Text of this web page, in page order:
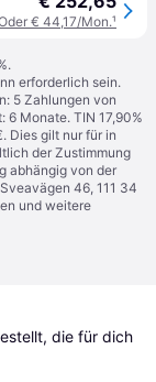
€ 44,17/Mon.¹
erforderlich sein.
5 Zahlungen von
Monate. TIN 17,90%
Dies gilt nur für in
der Zustimmung
abhängig von der
46, 111 34
und weitere
die für dich